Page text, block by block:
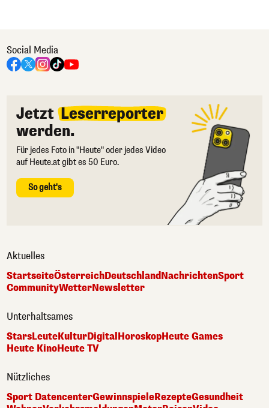
Social Media
Jetzt Leserreporter
werden.
Für jedes Foto in "Heute" oder jedes Video
auf Heute.at gibt es 50 Euro.
So geht's
Aktuelles
StartseiteÖsterreichDeutschlandNachrichtenSport
CommunityWetterNewsletter
Unterhaltsames
StarsLeuteKulturDigital HoroskopHeute Games
Heute KinoHeute TV
Nützliches
Sport DatencenterGewinnspieleRezepteGesundheit